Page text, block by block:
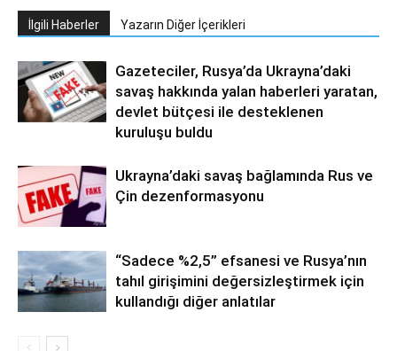
İlgili Haberler Yazarın Diğer İçerikleri
Gazeteciler, Rusya’da Ukrayna’daki
savaş hakkında yalan haberleri yaratan,
devlet bütçesi ile desteklenen
kuruluşu buldu
Ukrayna’daki savaş bağlamında Rus ve
Çin dezenformasyonu
“Sadece %2,5” efsanesi ve Rusya’nın
tahıl girişimini değersizleştirmek için
kullandığı diğer anlatılar